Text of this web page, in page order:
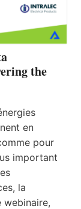
the
en
pour
important
la
webinaire,